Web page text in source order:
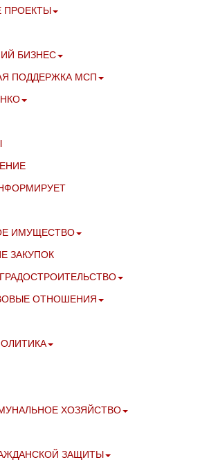
ПРОЕКТЫ
БИЗНЕС
ПОДДЕРЖКА МСП
ИМУЩЕСТВО
ЗАКУПОК
ОТНОШЕНИЯ
ХОЗЯЙСТВО
ЗАЩИТЫ